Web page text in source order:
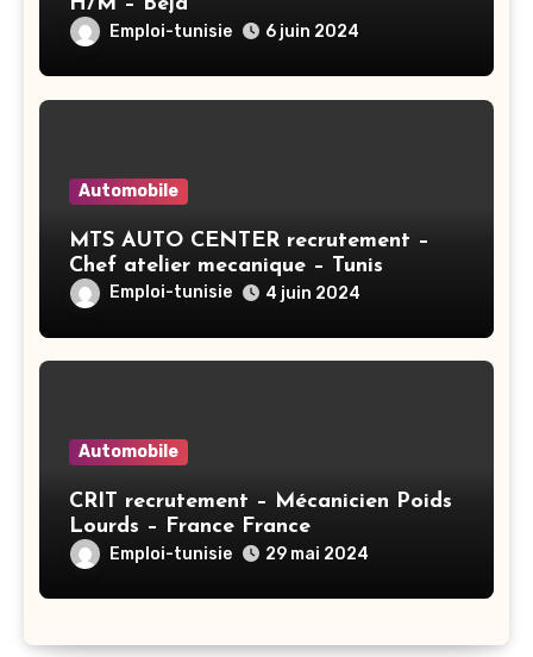
H/M – Béja
Emploi-tunisie 6 juin 2024
Automobile
MTS AUTO CENTER recrutement –
Chef atelier mecanique – Tunis
Emploi-tunisie 4 juin 2024
Automobile
CRIT recrutement – Mécanicien Poids
Lourds – France France
Emploi-tunisie 29 mai 2024